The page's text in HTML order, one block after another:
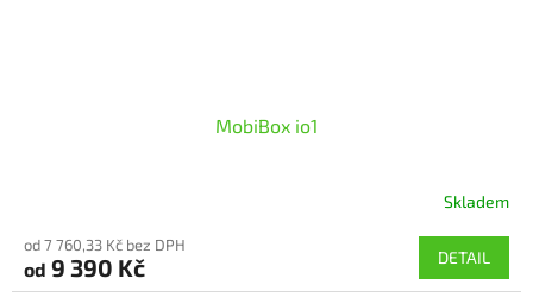
MobiBox io1
Skladem
od 7 760,33 Kč bez DPH
od 9 390 Kč DETAIL